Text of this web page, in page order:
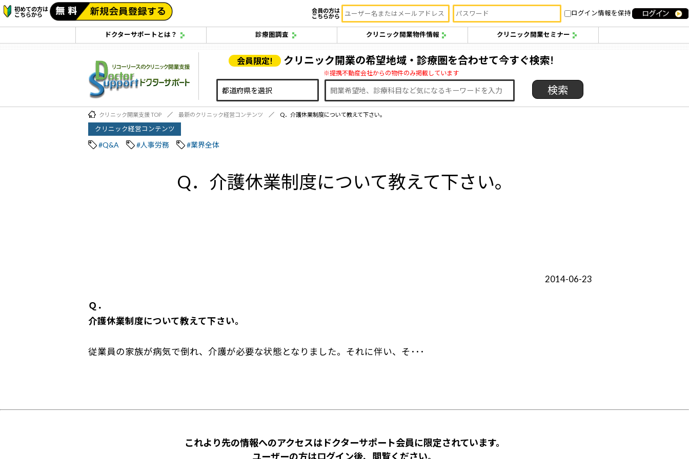
初めての方は
こちらから
会員の方は
こちらから
ログイン情報を保持
ドクターサポートとは？ 診療圏調査 クリニック開業物件情報 クリニック開業セミナー
会員限定! クリニック開業の希望地域・診療圏を合わせて今すぐ検索!
※提携不動産会社からの物件のみ掲載しています
クリニック開業支援 TOP 最新のクリニック経営コンテンツ Q．介護休業制度について教えて下さい。
クリニック経営コンテンツ
#Q&A #人事労務 #業界全体
Q．介護休業制度について教えて下さい。
2014-06-23
Ｑ．
介護休業制度について教えて下さい。
従業員の家族が病気で倒れ、介護が必要な状態となりました。それに伴い、そ･･･
これより先の情報へのアクセスはドクターサポート会員に限定されています。
ユーザーの方はログイン後、閲覧ください。